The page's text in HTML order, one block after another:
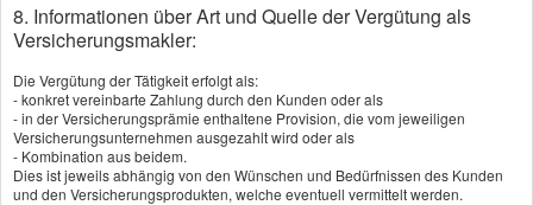
Könnte dich vielleicht auch
interessieren:
8. Informationen über Art und Quelle der Vergütung als
Versicherungsmakler:
Die Vergütung der Tätigkeit erfolgt als:
- konkret vereinbarte Zahlung durch den Kunden oder als
- in der Versicherungsprämie enthaltene Provision, die vom jeweiligen
Versicherungsunternehmen ausgezahlt wird oder als
- Kombination aus beidem.
Dies ist jeweils abhängig von den Wünschen und Bedürfnissen des Kunden
und den Versicherungsprodukten, welche eventuell vermittelt werden.